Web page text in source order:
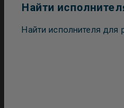
Найти
Найти исполнителя для